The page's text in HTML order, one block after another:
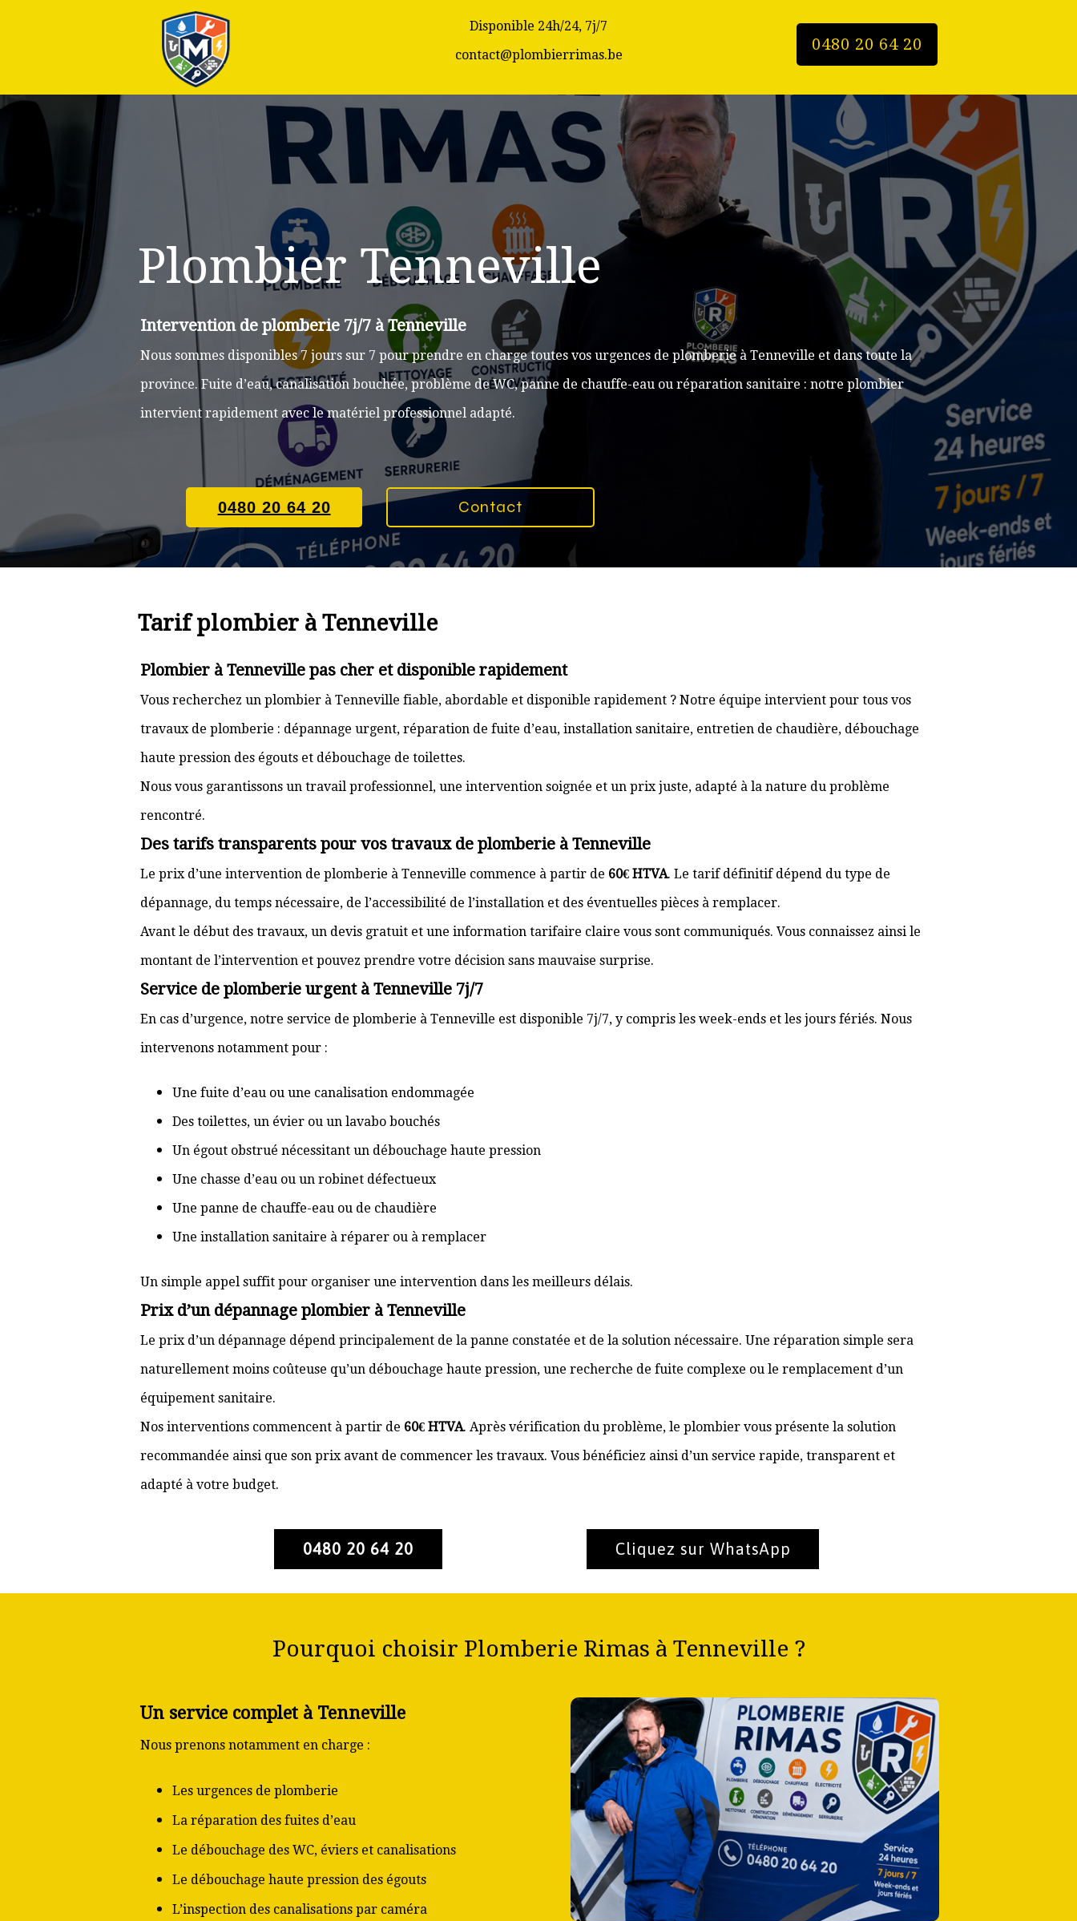
0480 20 64 20
Disponible 24h/24, 7j/7
contact@plombierrimas.be
Plombier Tenneville
Intervention de plomberie 7j/7 à Tenneville
Nous sommes disponibles 7 jours sur 7 pour prendre en charge toutes vos urgences de plomberie à Tenneville et dans toute la
province. Fuite d’eau, canalisation bouchée, problème de WC, panne de chauffe-eau ou réparation sanitaire : notre plombier
intervient rapidement avec le matériel professionnel adapté.
0480 20 64 20 Contact
Tarif plombier à Tenneville
Plombier à Tenneville pas cher et disponible rapidement
Vous recherchez un plombier à Tenneville fiable, abordable et disponible rapidement ? Notre équipe intervient pour tous vos
travaux de plomberie : dépannage urgent, réparation de fuite d’eau, installation sanitaire, entretien de chaudière, débouchage
haute pression des égouts et débouchage de toilettes.
Nous vous garantissons un travail professionnel, une intervention soignée et un prix juste, adapté à la nature du problème
rencontré.
Des tarifs transparents pour vos travaux de plomberie à Tenneville
Le prix d’une intervention de plomberie à Tenneville commence à partir de 60€ HTVA. Le tarif définitif dépend du type de
dépannage, du temps nécessaire, de l’accessibilité de l’installation et des éventuelles pièces à remplacer.
Avant le début des travaux, un devis gratuit et une information tarifaire claire vous sont communiqués. Vous connaissez ainsi le
montant de l’intervention et pouvez prendre votre décision sans mauvaise surprise.
Service de plomberie urgent à Tenneville 7j/7
En cas d’urgence, notre service de plomberie à Tenneville est disponible 7j/7, y compris les week-ends et les jours fériés. Nous
intervenons notamment pour :
Une fuite d’eau ou une canalisation endommagée
Des toilettes, un évier ou un lavabo bouchés
Un égout obstrué nécessitant un débouchage haute pression
Une chasse d’eau ou un robinet défectueux
Une panne de chauffe-eau ou de chaudière
Une installation sanitaire à réparer ou à remplacer
Un simple appel suffit pour organiser une intervention dans les meilleurs délais.
Prix d’un dépannage plombier à Tenneville
Le prix d’un dépannage dépend principalement de la panne constatée et de la solution nécessaire. Une réparation simple sera
naturellement moins coûteuse qu’un débouchage haute pression, une recherche de fuite complexe ou le remplacement d’un
équipement sanitaire.
Nos interventions commencent à partir de 60€ HTVA. Après vérification du problème, le plombier vous présente la solution
recommandée ainsi que son prix avant de commencer les travaux. Vous bénéficiez ainsi d’un service rapide, transparent et
adapté à votre budget.
0480 20 64 20 Cliquez sur WhatsApp
Pourquoi choisir Plomberie Rimas à Tenneville ?
Un service complet à Tenneville
Nous prenons notamment en charge :
Les urgences de plomberie
La réparation des fuites d’eau
Le débouchage des WC, éviers et canalisations
Le débouchage haute pression des égouts
L’inspection des canalisations par caméra